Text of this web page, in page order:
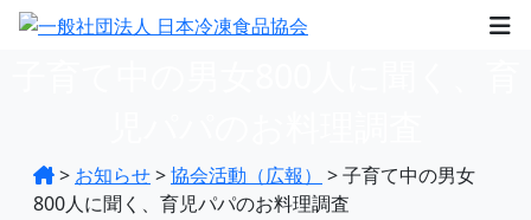
> お知らせ>協会活動（広報） >子育て中の男女
800人に聞く、育児パパのお料理調査